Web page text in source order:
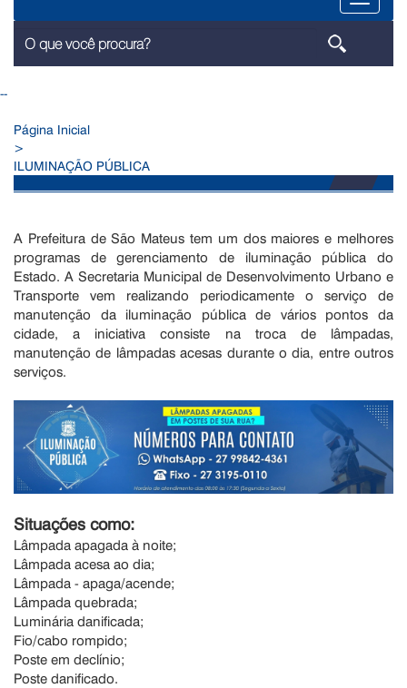
--
Página Inicial
>
ILUMINAÇÃO PÚBLICA
A Prefeitura de São Mateus tem um dos maiores e melhores
programas de gerenciamento de iluminação pública do
Estado. A Secretaria Municipal de Desenvolvimento Urbano e
Transporte vem realizando periodicamente o serviço de
manutenção da iluminação pública de vários pontos da
cidade, a iniciativa consiste na troca de lâmpadas,
manutenção de lâmpadas acesas durante o dia, entre outros
serviços.
Situações como:
Lâmpada apagada à noite;
Lâmpada acesa ao dia;
Lâmpada - apaga/acende;
Lâmpada quebrada;
Luminária danificada;
Fio/cabo rompido;
Poste em declínio;
Poste danificado.